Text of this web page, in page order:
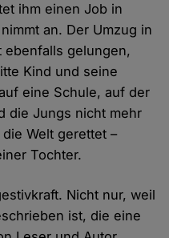
ihm einen Job in
an. Der Umzug in
ebenfalls gelungen,
Kind und seine
eine Schule, auf der
die Jungs nicht mehr
Welt gerettet –
Tochter.
Nicht nur, weil
ist, die eine